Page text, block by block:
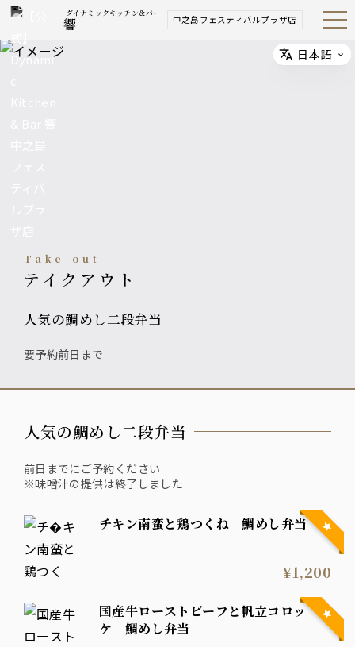
ダイナミックキッチン＆バー
響 中之島フェスティバルプラザ店 Open
Navig
Take-out
テイクアウト
人気の鯛めし二段弁当
要予約前日まで
人気の鯛めし二段弁当
前日までにご予約ください
※味噌汁の提供は終了しました
チキン南蛮と鶏つくね 鯛めし弁当
¥1,200
国産牛ローストビーフと帆立コロッ
ケ 鯛めし弁当
Select
日本語